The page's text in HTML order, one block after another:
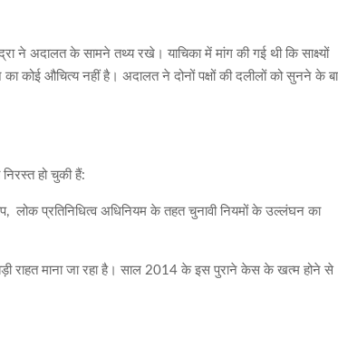
ने अदालत के सामने तथ्य रखे। याचिका में मांग की गई थी कि साक्ष्यों
कोई औचित्य नहीं है। अदालत ने दोनों पक्षों की दलीलों को सुनने के
हो चुकी हैं:
प्रतिनिधित्व अधिनियम के तहत चुनावी नियमों के उल्लंघन का
राहत माना जा रहा है। साल 2014 के इस पुराने केस के खत्म होने से